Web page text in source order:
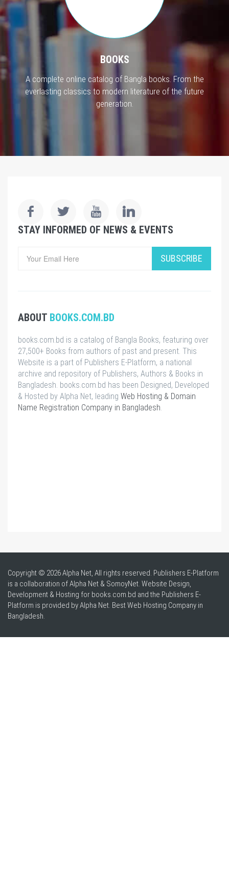
BOOKS
A complete online catalog of Bangla books. From the
everlasting classics to modern literature of the future
generation.
STAY INFORMED OF NEWS & EVENTS
SUBSCRIBE
ABOUT BOOKS.COM.BD
books.com.bd is a catalog of Bangla Books, featuring over
27,500+ Books from authors of past and present. This
Website is a part of Publishers E-Platform, a national
archive and repository of Publishers, Authors & Books in
Bangladesh. books.com.bd has been Designed, Developed
& Hosted by Alpha Net, leading Web Hosting & Domain
Name Registration Company in Bangladesh.
Copyright © 2026 Alpha Net, All rights reserved. Publishers E-Platform
is a collaboration of Alpha Net & SomoyNet. Website Design,
Development & Hosting for books.com.bd and the Publishers E-
Platform is provided by Alpha Net. BestWeb Hosting Company in
Bangladesh.